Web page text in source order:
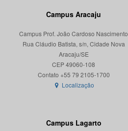
Campus Aracaju
Campus Prof. João Cardoso Nascimento
Rua Cláudio Batista, s/n, Cidade Nova
Aracaju/SE
CEP 49060-108
Localização
Campus Lagarto